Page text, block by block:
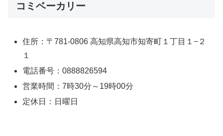
コミベーカリー
住所：〒781-0806 高知県高知市知寄町１丁目１−２
１
電話番号：0888826594
営業時間：7時30分～19時00分
定休日：日曜日